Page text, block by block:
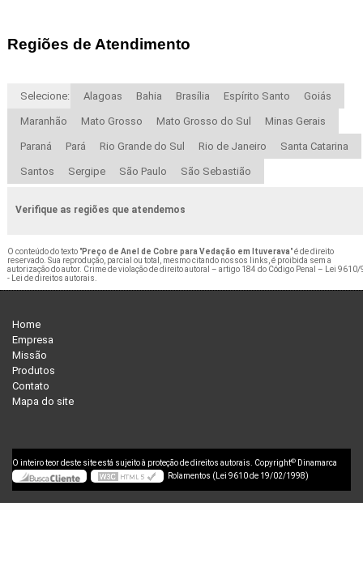
Regiões de Atendimento
Selecione: Alagoas Bahia Brasília Espírito Santo Goiás
Maranhão Mato Grosso Mato Grosso do Sul Minas Gerais
Paraná Pará Rio Grande do Sul Rio de Janeiro Santa Catarina
Santos Sergipe São Paulo São Sebastião
Verifique as regiões que atendemos
O conteúdo do texto "Preço de Anel de Cobre para Vedação em Ituverava" é de direito
reservado. Sua reprodução, parcial ou total, mesmo citando nossos links, é proibida sem a
autorização do autor. Crime de violação de direito autoral – artigo 184 do Código Penal – Lei 9610/
- Lei de direitos autorais.
Home
Empresa
Missão
Produtos
Contato
Mapa do site
O inteiro teor deste site está sujeito à proteção de direitos autorais. Copyright© Dinamarca
Rolamentos (Lei 9610 de 19/02/1998)